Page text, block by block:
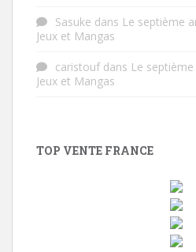
Sasuke dans Le septième
Jeux et Mangas
caristoufdans Le
Jeux et Mangas
TOP VENTE FRANCE